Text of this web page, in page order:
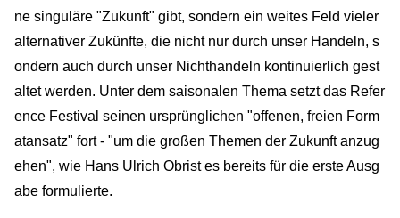
ne singuläre "Zukunft" gibt, sondern ein weites Feld vieler
alternativer Zukünfte, die nicht nur durch unser Handeln, s
ondern auch durch unser Nichthandeln kontinuierlich gest
altet werden. Unter dem saisonalen Thema setzt das Refer
ence Festival seinen ursprünglichen "offenen, freien Form
atansatz" fort - "um die großen Themen der Zukunft anzug
ehen", wie Hans Ulrich Obrist es bereits für die erste Ausg
abe formulierte.